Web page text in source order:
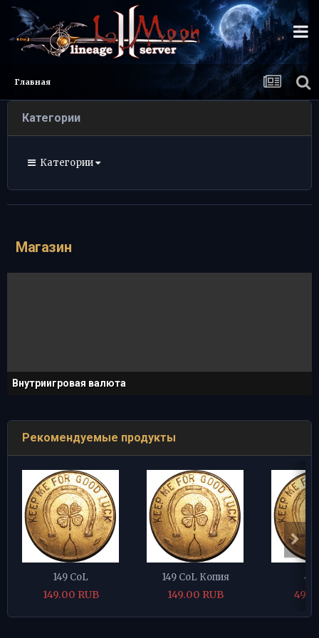
Главная
Категории
Категории
Магазин
Внутриигровая валюта
Рекомендуемые продукты
149 CoL
149.00 RUB
149 CoL Копия
149.00 RUB
49